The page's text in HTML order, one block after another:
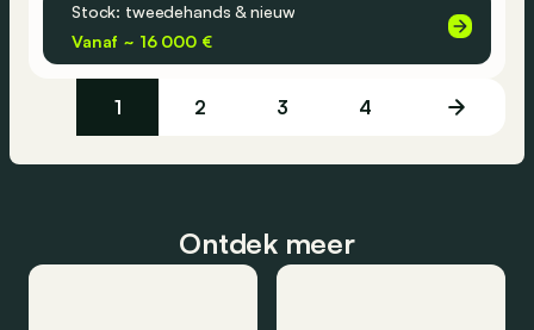
Stock: tweedehands & nieuw
Vanaf ~ 16 000 €
1 2 3 4
Ontdek meer